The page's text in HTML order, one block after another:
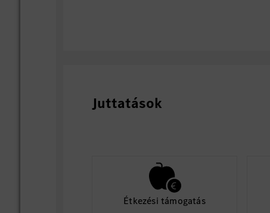
Juttatások
Étkezési támogatás